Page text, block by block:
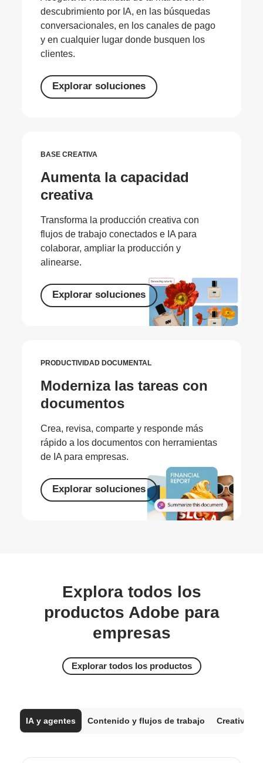
descubrimiento por IA, en las búsquedas
conversacionales, en los canales de pago
y en cualquier lugar donde busquen los
clientes.
Explorar soluciones
BASE CREATIVA
Aumenta la capacidad
creativa
Transforma la producción creativa con
flujos de trabajo conectados e IA para
colaborar, ampliar la producción y
alinearse.
Explorar soluciones
PRODUCTIVIDAD DOCUMENTAL
Moderniza las tareas con
documentos
Crea, revisa, comparte y responde más
rápido a los documentos con herramientas
de IA para empresas.
Explorar soluciones
Explora todos los
productos Adobe para
empresas
Explorar todos los productos
IA y agentes Contenido y flujos de trabajo